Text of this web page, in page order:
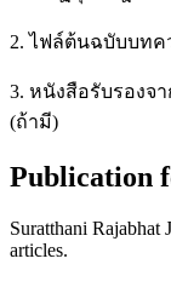
2. ไฟล์ต้นฉบับบทค
3. หนังสือรับรองจ
(ถ้ามี)
Publication
Suratthani Rajabhat
articles.